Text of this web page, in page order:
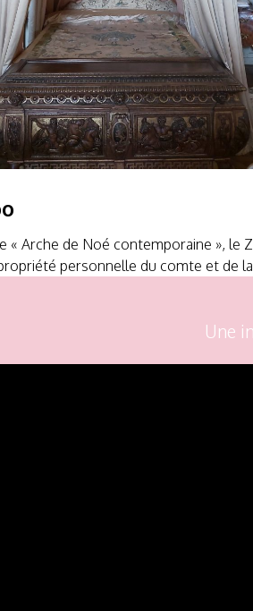
« Arche de Noé contemporaine », le
personnelle du comte et de
Une